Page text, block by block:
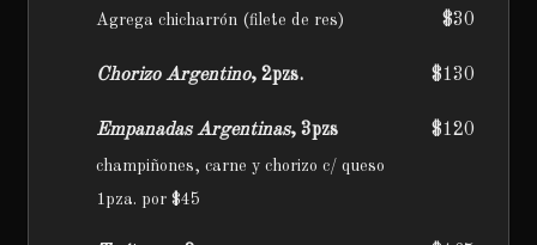
Agrega chicharrón (filete de res) $30
Chorizo Argentino, 2pzs. $130
Empanadas Argentinas, 3pzs $120
champiñones, carne y chorizo c/ queso
1pza. por $45